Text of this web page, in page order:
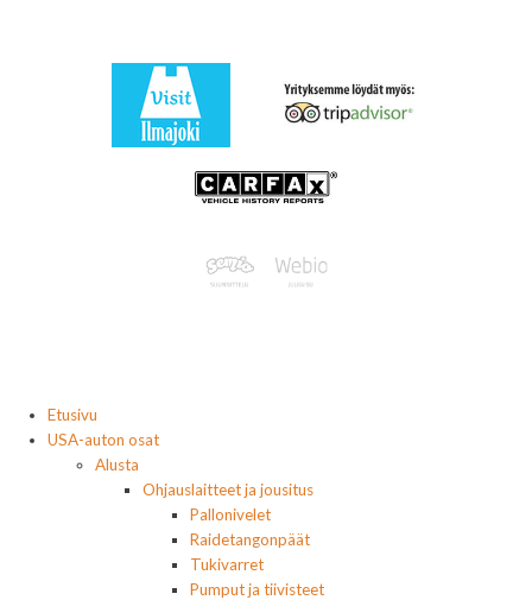
Etusivu
USA-auton osat
Alusta
Ohjauslaitteet ja jousitus
Pallonivelet
Raidetangonpäät
Tukivarret
Pumput ja tiivisteet